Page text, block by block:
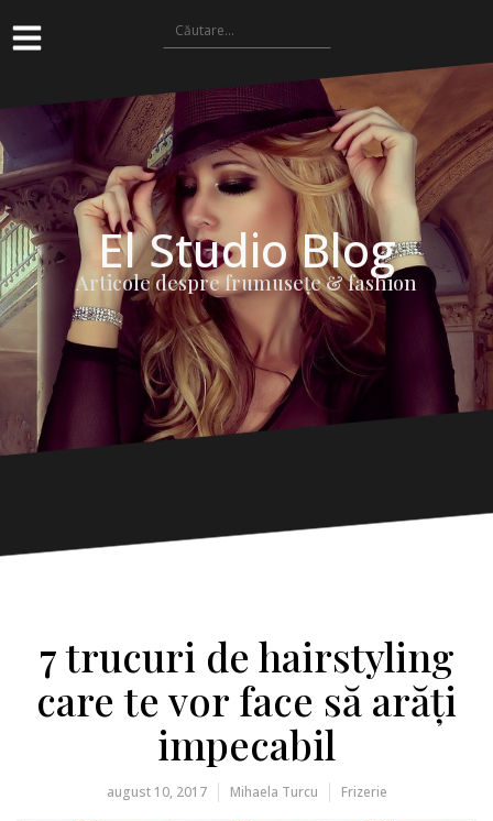
El Studio Blog
Articole despre frumuseţe & fashion
7 trucuri de hairstyling
care te vor face să arăți
impecabil
august 10, 2017 Mihaela Turcu Frizerie